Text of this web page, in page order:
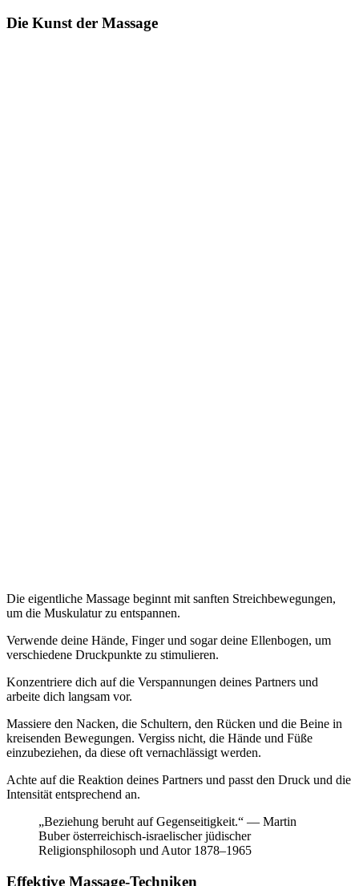
Die Kunst der Massage
Die eigentliche Massage beginnt mit sanften Streichbewegungen,
um die Muskulatur zu entspannen.
Verwende deine Hände, Finger und sogar deine Ellenbogen, um
verschiedene Druckpunkte zu stimulieren.
Konzentriere dich auf die Verspannungen deines Partners und
arbeite dich langsam vor.
Massiere den Nacken, die Schultern, den Rücken und die Beine in
kreisenden Bewegungen. Vergiss nicht, die Hände und Füße
einzubeziehen, da diese oft vernachlässigt werden.
Achte auf die Reaktion deines Partners und passt den Druck und die
Intensität entsprechend an.
„Beziehung beruht auf Gegenseitigkeit.“ — Martin
Buber österreichisch-israelischer jüdischer
Religionsphilosoph und Autor 1878–1965
Effektive Massage-Techniken